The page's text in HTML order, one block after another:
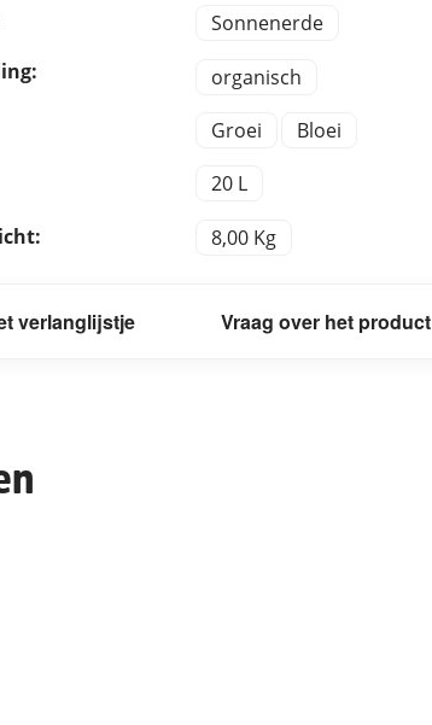
Sonnenerde
organisch
Groei
Bloei
20 L
8,00 Kg
verlanglijstje Vraag over het product